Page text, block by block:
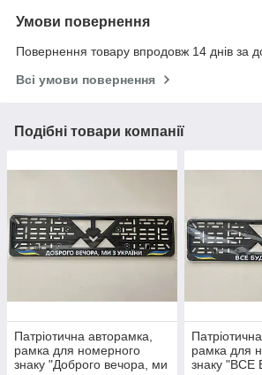
Умови повернення
Повернення товару впродовж 14 днів за
Всі умови повернення
Подібні товари компанії
Патріотична авторамка,
рамка для номерного
знаку "Доброго вечора, ми
рамка для
знаку "ВСЕ